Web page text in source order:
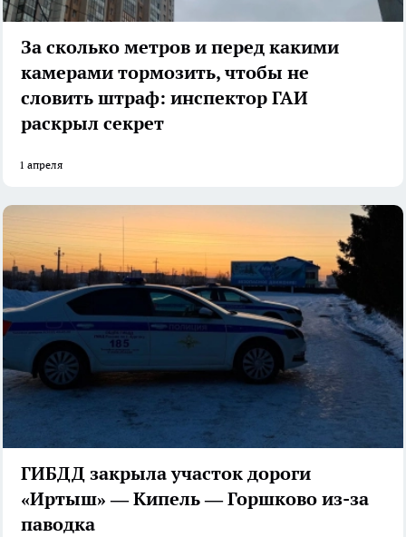
За сколько метров и перед какими
камерами тормозить, чтобы не
словить штраф: инспектор ГАИ
раскрыл секрет
1 апреля
ГИБДД закрыла участок дороги
«Иртыш» — Кипель — Горшково из-за
паводка